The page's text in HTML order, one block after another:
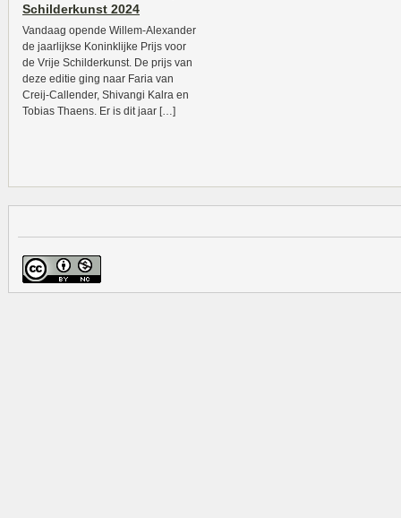
Schilderkunst 2024
Vandaag opende Willem-Alexander
de jaarlijkse Koninklijke Prijs voor
de Vrije Schilderkunst. De prijs van
deze editie ging naar Faria van
Creij-Callender, Shivangi Kalra en
Tobias Thaens. Er is dit jaar […]